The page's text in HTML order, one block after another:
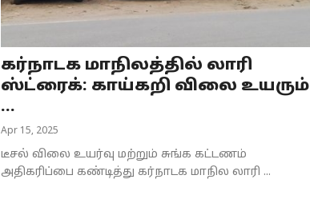
கர்நாடக மாநிலத்தில் லாரி
ஸ்ட்ரைக்: காய்கறி விலை உயரும்
...
Apr 15, 2025
டீசல் விலை உயர்வு மற்றும் சுங்க கட்டணம்
அதிகரிப்பை கண்டித்து கர்நாடக மாநில லாரி ...